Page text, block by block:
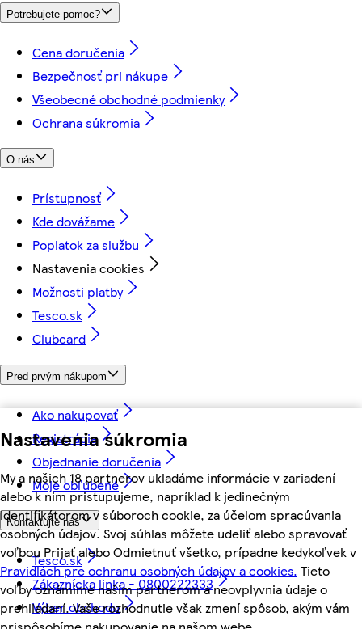
Nastavenia súkromia
My a našich 18 partnerov ukladáme informácie v zariadení
alebo k nim pristupujeme, napríklad k jedinečným
identifikátorom v súboroch cookie, za účelom spracúvania
osobných údajov. Svoj súhlas môžete udeliť alebo spravovať
voľbou Prijať alebo Odmietnuť všetko, prípadne kedykoľvek v
Pravidlách pre ochranu osobných údajov a cookies. Tieto
voľby oznámime našim partnerom a neovplyvnia údaje o
prehliadaní. Vaše rozhodnutie však zmení spôsob, akým vám
Potrebujete pomoc?
Cena doručenia
Bezpečnosť pri nákupe
Všeobecné obchodné podmienky
Ochrana súkromia
O nás
Prístupnosť
Kde dovážame
Poplatok za službu
Nastavenia cookies
Možnosti platby
Tesco.sk
Clubcard
Pred prvým nákupom
Ako nakupovať
Registrácia
Objednanie doručenia
Moje obľúbené
Kontaktujte nás
Tesco.sk
Zákaznícka linka - 0800222333
Výber obchodu